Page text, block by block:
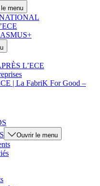
menu
L’ECE
| La FabriK For Good –
Ouvrir le menu